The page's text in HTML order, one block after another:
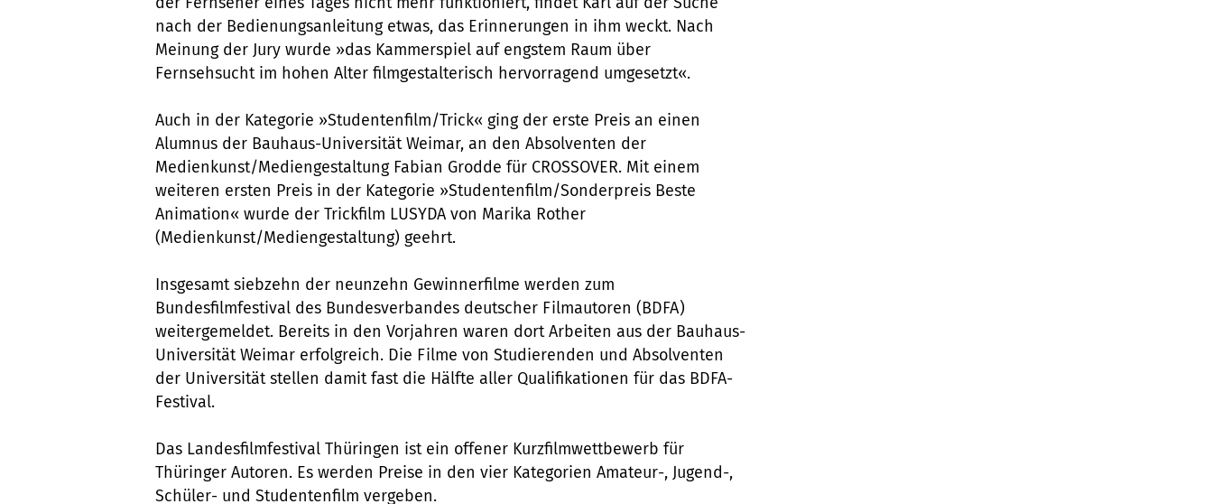
nach der Bedienungsanleitung etwas, das Erinnerungen in ihm weckt. Nach
Meinung der Jury wurde »das Kammerspiel auf engstem Raum über
Fernsehsucht im hohen Alter filmgestalterisch hervorragend umgesetzt«.
Auch in der Kategorie »Studentenfilm/Trick« ging der erste Preis an einen
Alumnus der Bauhaus-Universität Weimar, an den Absolventen der
Medienkunst/Mediengestaltung Fabian Grodde für CROSSOVER. Mit einem
weiteren ersten Preis in der Kategorie »Studentenfilm/Sonderpreis Beste
Animation« wurde der Trickfilm LUSYDA von Marika Rother
(Medienkunst/Mediengestaltung) geehrt.
Insgesamt siebzehn der neunzehn Gewinnerfilme werden zum
Bundesfilmfestival des Bundesverbandes deutscher Filmautoren (BDFA)
weitergemeldet. Bereits in den Vorjahren waren dort Arbeiten aus der Bauhaus-
Universität Weimar erfolgreich. Die Filme von Studierenden und Absolventen
der Universität stellen damit fast die Hälfte aller Qualifikationen für das BDFA-
Festival.
Das Landesfilmfestival Thüringen ist ein offener Kurzfilmwettbewerb für
Thüringer Autoren. Es werden Preise in den vier Kategorien Amateur-, Jugend-,
Schüler- und Studentenfilm vergeben.